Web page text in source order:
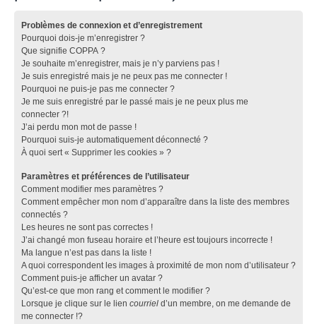
Problèmes de connexion et d’enregistrement
Pourquoi dois-je m’enregistrer ?
Que signifie COPPA ?
Je souhaite m’enregistrer, mais je n’y parviens pas !
Je suis enregistré mais je ne peux pas me connecter !
Pourquoi ne puis-je pas me connecter ?
Je me suis enregistré par le passé mais je ne peux plus me
connecter ?!
J’ai perdu mon mot de passe !
Pourquoi suis-je automatiquement déconnecté ?
À quoi sert « Supprimer les cookies » ?
Paramètres et préférences de l’utilisateur
Comment modifier mes paramètres ?
Comment empêcher mon nom d’apparaître dans la liste des membres
connectés ?
Les heures ne sont pas correctes !
J’ai changé mon fuseau horaire et l’heure est toujours incorrecte !
Ma langue n’est pas dans la liste !
A quoi correspondent les images à proximité de mon nom d’utilisateur ?
Comment puis-je afficher un avatar ?
Qu’est-ce que mon rang et comment le modifier ?
Lorsque je clique sur le lien courriel d’un membre, on me demande de
me connecter !?